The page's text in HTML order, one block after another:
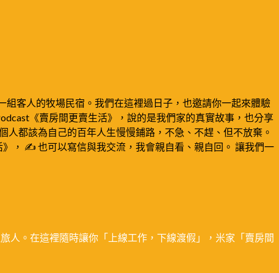
客人的牧場民宿。我們在這裡過日子，也邀請你一起來體驗
《賣房間更賣生活》，說的是我們家的真實故事，也分享
都該為自己的百年人生慢慢鋪路，不急、不趕、但不放棄。
， ✍️ 也可以寫信與我交流，我會親自看、親自回。 讓我們一
人。在這裡隨時讓你「上線工作，下線渡假」，米家「賣房間